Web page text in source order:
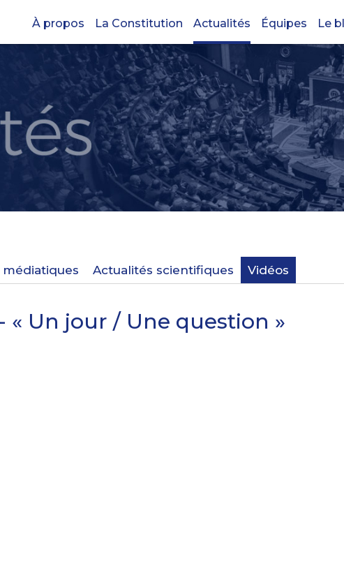
À propos La Constitution Actualités Équipes Le
Actualités scientifiques Vidéos
« Un jour / Une question »